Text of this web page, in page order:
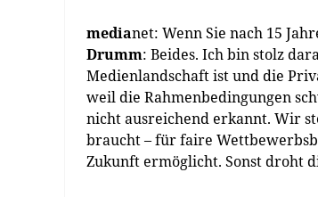
medianet: Wenn Sie nach 15
Drumm: Beides. Ich bin stolz
Medienlandschaft ist und die
weil die Rahmenbedingungen
nicht ausreichend erkannt. Wir
braucht – für faire
Zukunft ermöglicht. Sonst droht